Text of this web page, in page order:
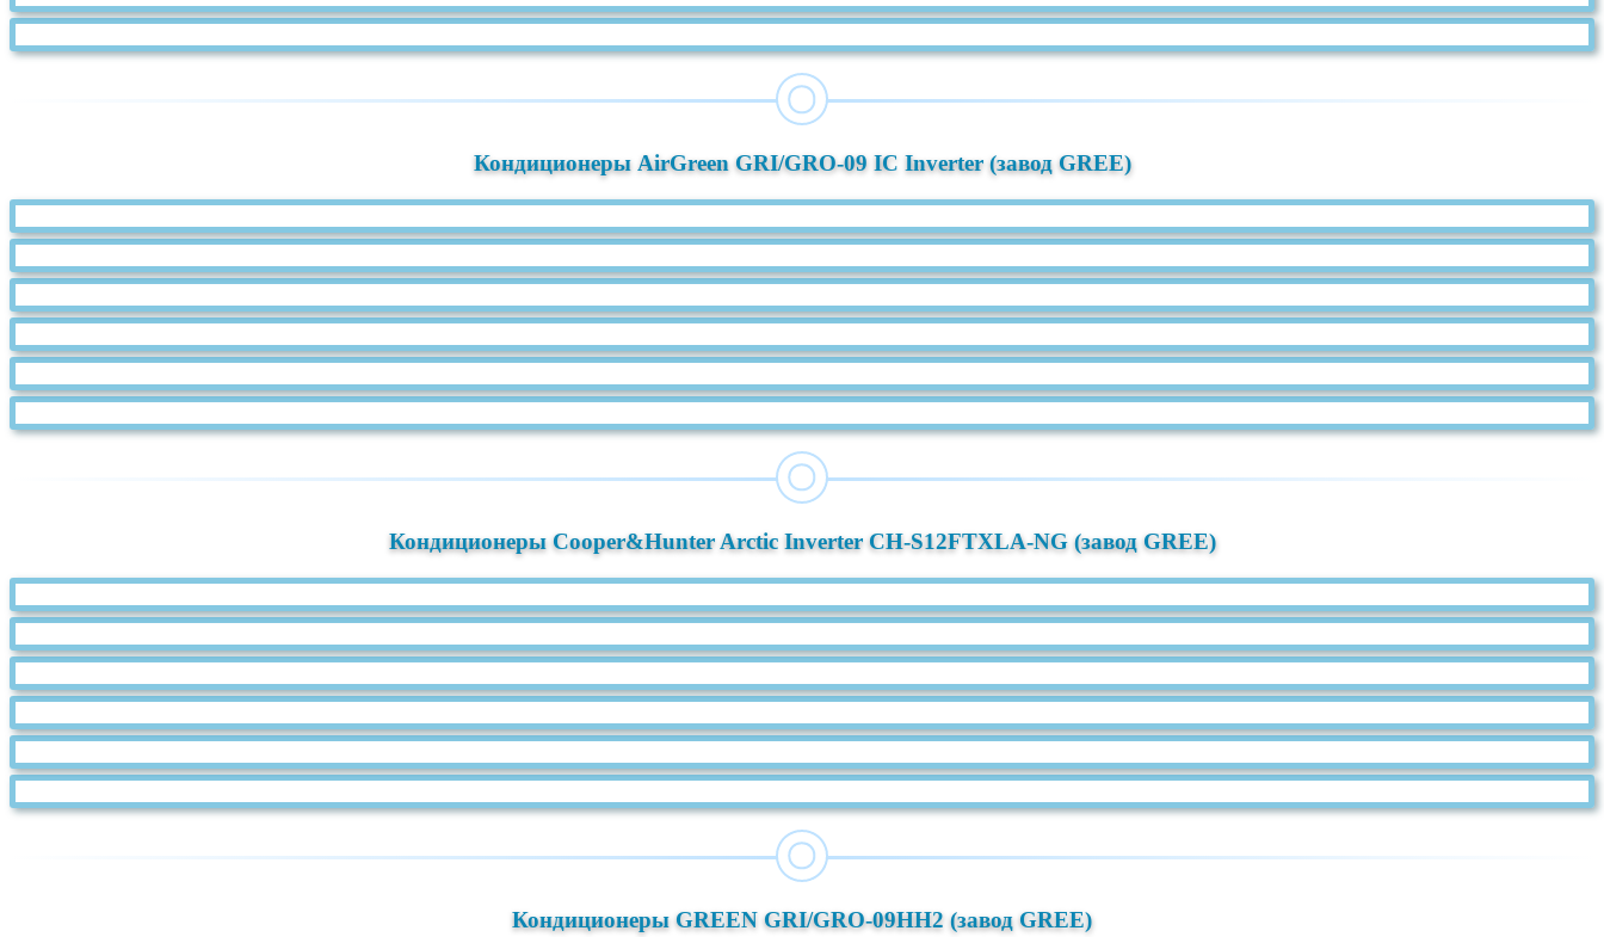
Кондиционеры AirGreen GRI/GRO-09 IC Inverter (завод GREE)
Кондиционеры Cooper&Hunter Arctic Inverter CH-S12FTXLA-NG (завод GREE)
Кондиционеры GREEN GRI/GRO-09HH2 (завод GREE)